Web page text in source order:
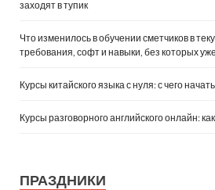
заходят в тупик
Что изменилось в обучении сметчиков в
требования, софт и навыки, без которых
Курсы китайского языка с нуля: с чего начать
Курсы разговорного английского онлайн:
ПРАЗДНИКИ